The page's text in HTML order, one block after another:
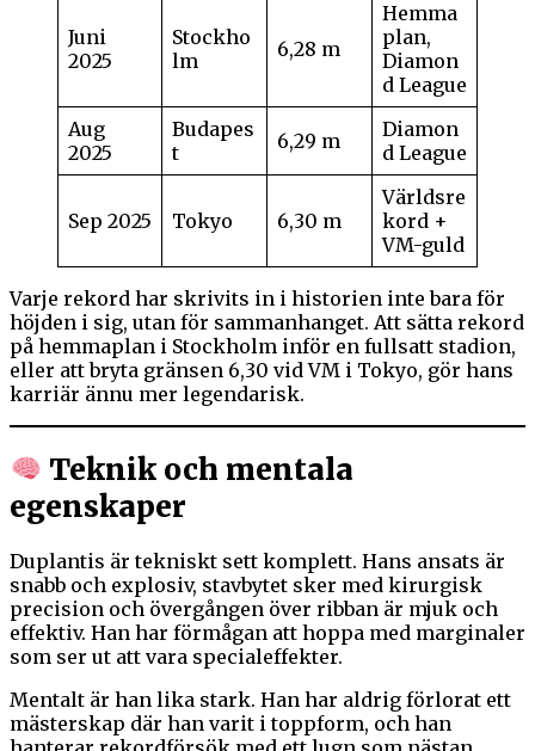
Juni
2025
Stockho
lm
6,28 m
Hemma
plan,
Diamon
d League
Aug
2025
Budapes
t
6,29 m
Diamon
d League
Sep 2025 Tokyo 6,30 m
Världsre
kord +
VM-guld
Varje rekord har skrivits in i historien inte bara för
höjden i sig, utan för sammanhanget. Att sätta rekord
på hemmaplan i Stockholm inför en fullsatt stadion,
eller att bryta gränsen 6,30 vid VM i Tokyo, gör hans
karriär ännu mer legendarisk.
Teknik och mentala
egenskaper
Duplantis är tekniskt sett komplett. Hans ansats är
snabb och explosiv, stavbytet sker med kirurgisk
precision och övergången över ribban är mjuk och
effektiv. Han har förmågan att hoppa med marginaler
som ser ut att vara specialeffekter.
Mentalt är han lika stark. Han har aldrig förlorat ett
mästerskap där han varit i toppform, och han